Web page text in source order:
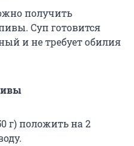
получить
Суп готовится
и не требует обилия
г) положить на 2